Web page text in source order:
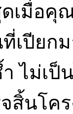
เมื่อ
เปียก
ไม่เป็
สิ้นโคร